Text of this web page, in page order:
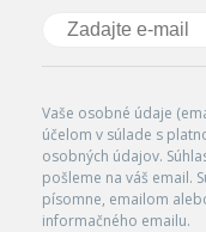
Vaše osobné údaje
účelom v súlade s
osobných údajov.
pošleme na váš email.
písomne, emailom
informačného emailu.